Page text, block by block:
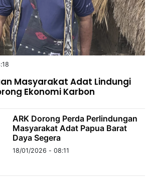
Masyarakat Adat Lindungi
Ekonomi Karbon
ARK Dorong Perda Perlindungan
Masyarakat Adat Papua Barat
Daya Segera
18/01/2026 - 08:11